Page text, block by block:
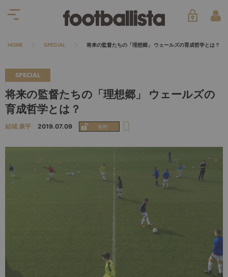
HOME SPECIAL 将来の監督たちの「理想郷」 ウェールズの育成哲学とは？
SPECIAL
将来の監督たちの「理想郷」 ウェールズの
育成哲学とは？
結城 康平 2019.07.09